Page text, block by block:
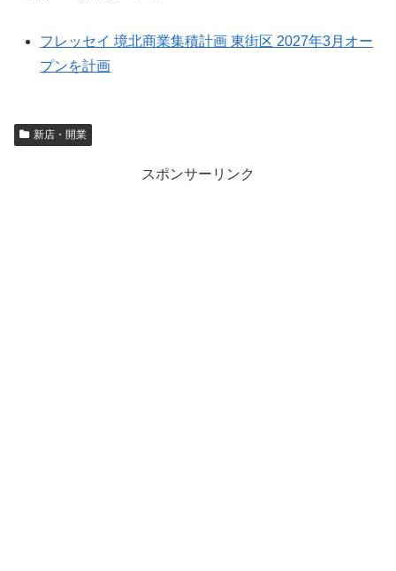
フレッセイ 境北商業集積計画 東街区 2027年3月オー
プンを計画
新店・開業
スポンサーリンク